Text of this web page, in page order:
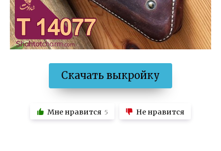
Скачать выкройку
Мне нравится 5 Не нравится